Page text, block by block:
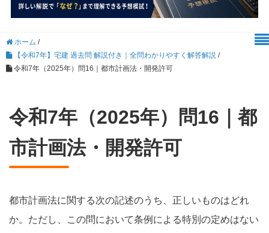
ホーム /
【令和7年】宅建 過去問 解説付き｜全問わかりやすく解答解説 /
令和7年（2025年）問16｜都市計画法・開発許可
令和7年（2025年）問16｜都
市計画法・開発許可
都市計画法に関する次の記述のうち、正しいものはどれ
か。ただし、この問において条例による特別の定めはない